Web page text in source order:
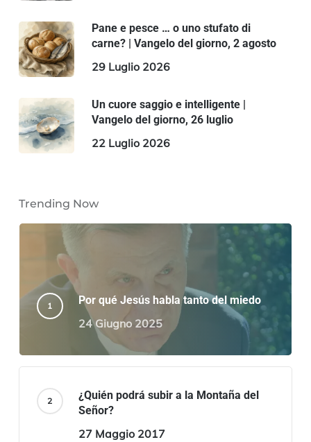
Pane e pesce … o uno stufato di
carne? | Vangelo del giorno, 2 agosto
29 Luglio 2026
Un cuore saggio e intelligente |
Vangelo del giorno, 26 luglio
22 Luglio 2026
Trending Now
Por qué Jesús habla tanto del miedo
24 Giugno 2025
¿Quién podrá subir a la Montaña del
Señor?
27 Maggio 2017